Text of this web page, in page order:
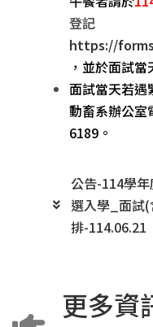
登記
https://
，並於面試
面試當天若遇
動畜系辦公室
6189。
公告-114學
選入學_面試
排-114.06.21
更多資